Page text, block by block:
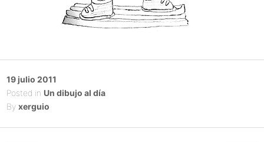
Posted
on
19 julio 2011
Posted in Un dibujo al día
By xerguio